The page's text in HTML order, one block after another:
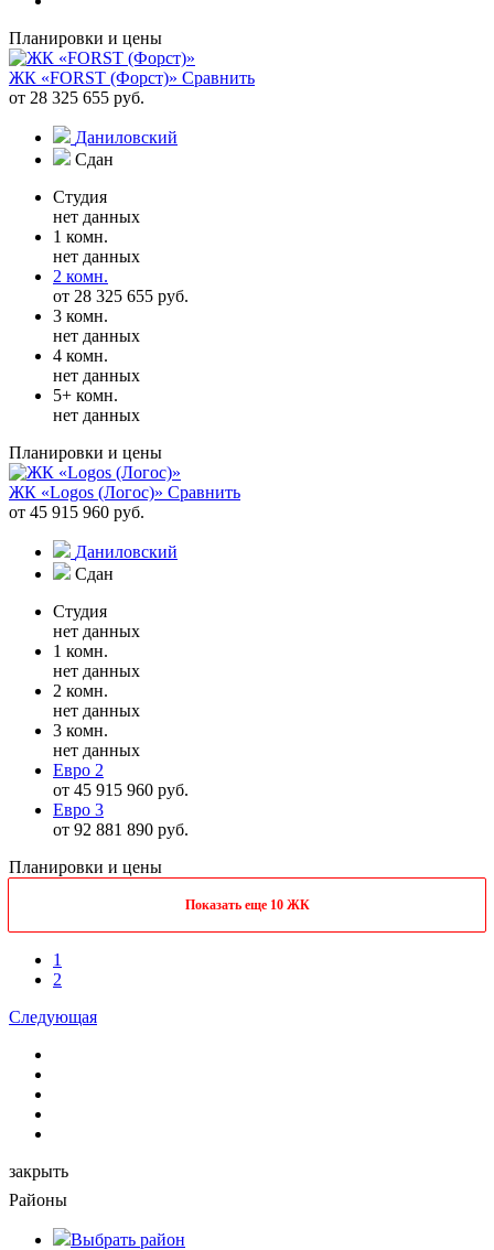
Планировки и цены
ЖК «FORST (Форст)» Сравнить
от 28 325 655 руб.
Даниловский
Сдан
Студия
нет данных
1 комн.
нет данных
2 комн.
от 28 325 655 руб.
3 комн.
нет данных
4 комн.
нет данных
5+ комн.
нет данных
Планировки и цены
ЖК «Logos (Логос)» Сравнить
от 45 915 960 руб.
Даниловский
Сдан
Студия
нет данных
1 комн.
нет данных
2 комн.
нет данных
3 комн.
нет данных
Евро 2
от 45 915 960 руб.
Евро 3
от 92 881 890 руб.
Планировки и цены
Показать еще 10 ЖК
1
2
Следующая
закрыть
Районы
Выбрать район